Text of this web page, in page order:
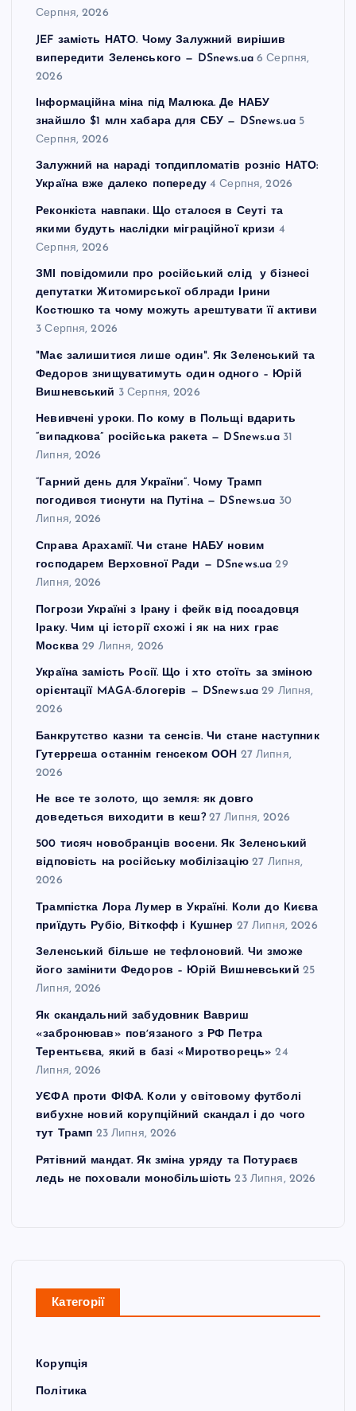
Серпня, 2026
JEF замість НАТО. Чому Залужний вирішив
випередити Зеленського — DSnews.ua 6 Серпня,
2026
Інформаційна міна під Малюка. Де НАБУ
знайшло $1 млн хабара для СБУ — DSnews.ua 5
Серпня, 2026
Залужний на нараді топдипломатів розніс НАТО:
Україна вже далеко попереду 4 Серпня, 2026
Реконкіста навпаки. Що сталося в Сеуті та
якими будуть наслідки міграційної кризи 4
Серпня, 2026
ЗМІ повідомили про російський слід у бізнесі
депутатки Житомирської облради Ірини
Костюшко та чому можуть арештувати її активи
3 Серпня, 2026
"Має залишитися лише один". Як Зеленський та
Федоров знищуватимуть один одного – Юрій
Вишневський 3 Серпня, 2026
Невивчені уроки. По кому в Польщі вдарить
“випадкова” російська ракета — DSnews.ua 31
Липня, 2026
“Гарний день для України”. Чому Трамп
погодився тиснути на Путіна — DSnews.ua 30
Липня, 2026
Справа Арахамії. Чи стане НАБУ новим
господарем Верховної Ради — DSnews.ua 29
Липня, 2026
Погрози Україні з Ірану і фейк від посадовця
Іраку. Чим ці історії схожі і як на них грає
Москва 29 Липня, 2026
Україна замість Росії. Що і хто стоїть за зміною
орієнтації MAGA-блогерів — DSnews.ua 29 Липня,
2026
Банкрутство казни та сенсів. Чи стане наступник
Гутерреша останнім генсеком ООН 27 Липня,
2026
Не все те золото, що земля: як довго
доведеться виходити в кеш? 27 Липня, 2026
500 тисяч новобранців восени. Як Зеленський
відповість на російську мобілізацію 27 Липня,
2026
Трампістка Лора Лумер в Україні. Коли до Києва
приїдуть Рубіо, Віткофф і Кушнер 27 Липня, 2026
Зеленський більше не тефлоновий. Чи зможе
його замінити Федоров – Юрій Вишневський 25
Липня, 2026
Як скандальний забудовник Вавриш
«забронював» повʼязаного з РФ Петра
Терентьєва, який в базі «Миротворець» 24
Липня, 2026
УЄФА проти ФІФА. Коли у світовому футболі
вибухне новий корупційний скандал і до чого
тут Трамп 23 Липня, 2026
Рятівний мандат. Як зміна уряду та Потураєв
ледь не поховали монобільшість 23 Липня, 2026
Категорії
Корупція
Політика